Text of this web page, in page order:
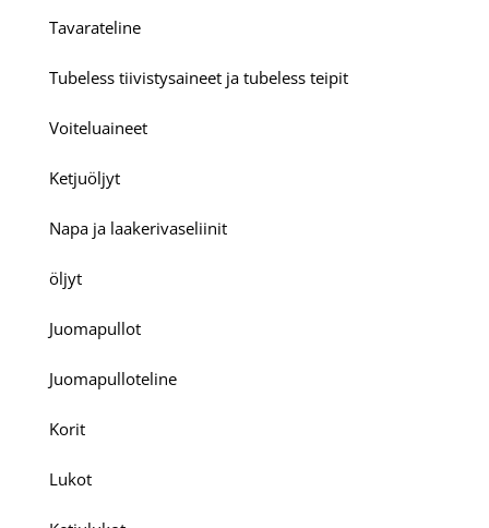
Tavarateline
Tubeless tiivistysaineet ja tubeless teipit
Voiteluaineet
Ketjuöljyt
Napa ja laakerivaseliinit
öljyt
Juomapullot
Juomapulloteline
Korit
Lukot